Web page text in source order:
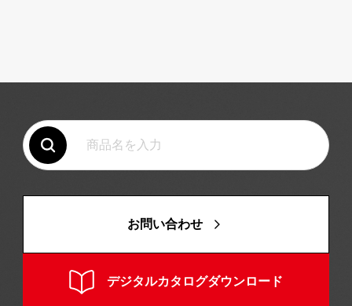
お問い合わせ
デジタルカタログダウンロード